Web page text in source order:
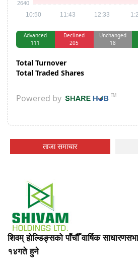
ताजा समाचार
शिवम् होल्डिङ्सको पाँचौँ वार्षिक
१४गते हुने